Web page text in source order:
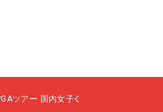
ツアー 国内女子